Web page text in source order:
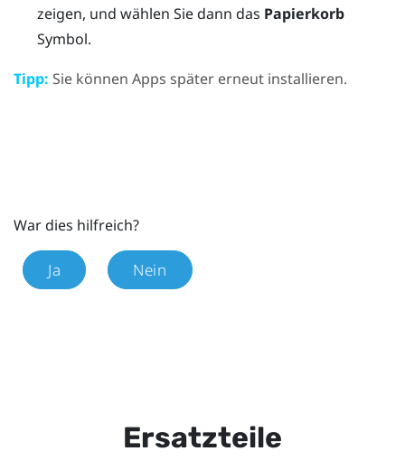
zeigen, und wählen Sie dann das Papierkorb
Symbol.
Tipp: Sie können Apps später erneut installieren.
War dies hilfreich?
Ja Nein
Ersatzteile